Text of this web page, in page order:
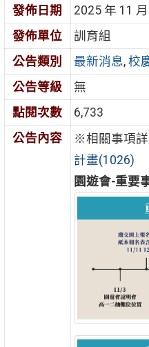
發佈日期
2025 年 11
發佈單位
訓育組
公告類別
最新消息, 校
公告等級
無
點閱次數
6,733
公告內容
※相關事項
計畫(1026)
園遊會-重要